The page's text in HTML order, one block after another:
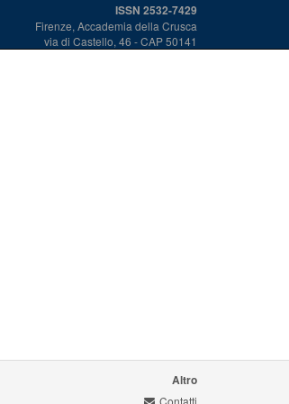
ISSN 2532-7429
Firenze, Accademia della Crusca
via di Castello, 46 - CAP 50141
Altro
Contatti